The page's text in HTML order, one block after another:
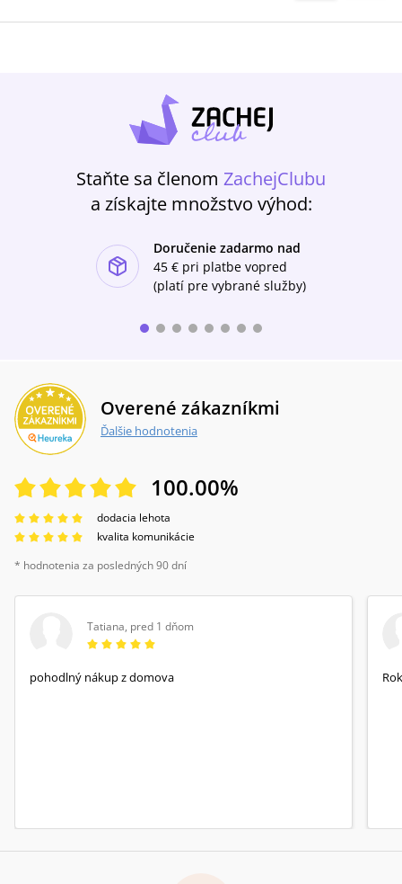
reálneho kokpitu F1. Mámivo opojná sláva
technológii a ich vplyvov na nové generácie.
Ako ich zvládne Ján?
Staňte sa členom ZachejClubu
a získajte množstvo výhod:
Doručenie zadarmo nad
45 € pri platbe vopred
(platí pre vybrané služby)
Overené zákazníkmi
Ďalšie hodnotenia
100.00%
dodacia lehota
kvalita komunikácie
* hodnotenia za posledných 90 dní
Tatiana, pred 1 dňom
pohodlný nákup z domova